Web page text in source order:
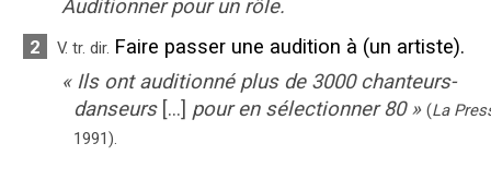
Auditionner pour un rôle.
2 V. tr. dir. Faire passer une audition à (un artiste).
« Ils ont auditionné plus de 3000 chanteurs-
danseurs [...] pour en sélectionner 80 » (La
1991).